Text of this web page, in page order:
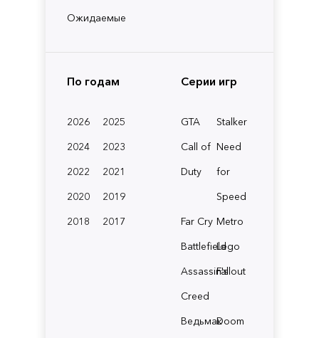
Ожидаемые
По годам
2026
2025
2024
2023
2022
2021
2020
2019
2018
2017
Серии игр
GTA
Stalker
Call of
Duty
Need
for
Speed
Far Cry Metro
BattlefieldLego
Assassin's
Creed
Fallout
ВедьмакDoom